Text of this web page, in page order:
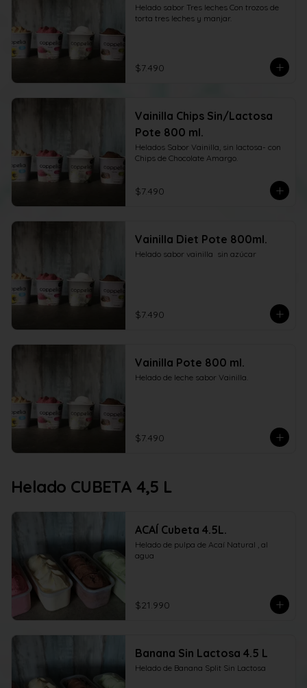
Helado sabor Tres leches Con trozos de
torta tres leches y manjar.
$7.490
Vainilla Chips Sin/Lactosa
Pote 800 ml.
Helados Sabor Vainilla, sin lactosa- con
Chips de Chocolate Amargo.
$7.490
Vainilla Diet Pote 800ml.
Helado sabor vainilla  sin azúcar
$7.490
Vainilla Pote 800 ml.
Helado de leche sabor Vainilla.
$7.490
Helado CUBETA 4,5 L
ACAÍ Cubeta 4.5L.
Helado de pulpa de Acaí Natural , al
agua
$21.990
Banana Sin Lactosa 4.5 L
Helado de Banana Split Sin Lactosa